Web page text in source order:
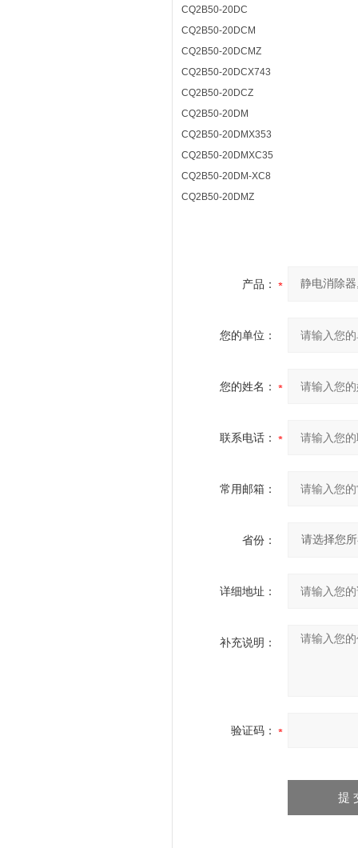
CQ2B50-20DC
CQ2B50-20DCM
CQ2B50-20DCMZ
CQ2B50-20DCX743
CQ2B50-20DCZ
CQ2B50-20DM
CQ2B50-20DMX353
CQ2B50-20DMXC35
CQ2B50-20DM-XC8
CQ2B50-20DMZ
产品：
您的单位：
您的姓名：
联系电话：
常用邮箱：
省份：
详细地址：
补充说明：
验证码：